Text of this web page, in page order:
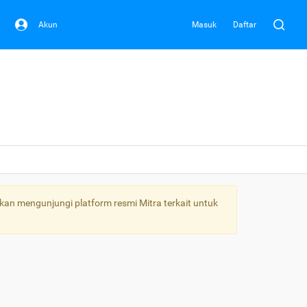
Akun Masuk Daftar
mengunjungi platform resmi Mitra terkait untuk